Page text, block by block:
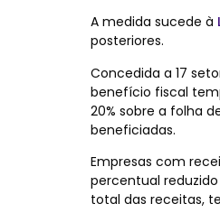
A medida sucede à
posteriores.
Concedida a 17
benefício fiscal
20% sobre a folha
beneficiadas.
Empresas com
percentual
total das receitas,